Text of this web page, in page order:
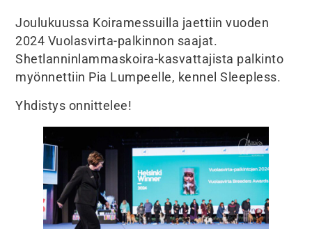
Joulukuussa Koiramessuilla jaettiin vuoden
2024 Vuolasvirta-palkinnon saajat.
Shetlanninlammaskoira-kasvattajista palkinto
myönnettiin Pia Lumpeelle, kennel Sleepless.
Yhdistys onnittelee!